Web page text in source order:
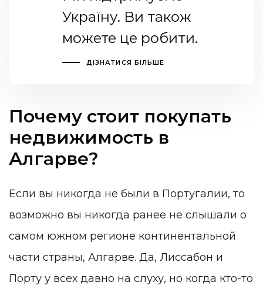
Україну. Ви також
можете це робити.
ДІЗНАТИСЯ БІЛЬШЕ
Почему стоит покупать
недвижимость в
Алгарве?
Если вы никогда не были в Португалии, то
возможно вы никогда ранее не слышали о
самом южном регионе континентальной
части страны, Алгарве. Да, Лиссабон и
Порту у всех давно на слуху, но когда кто-то